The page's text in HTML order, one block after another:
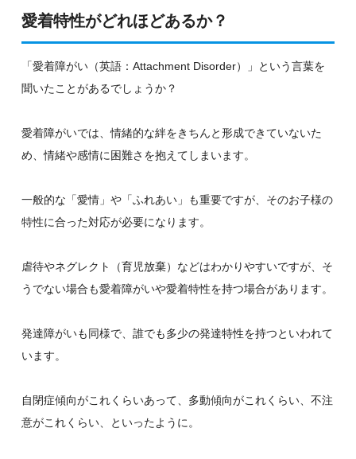
愛着特性がどれほどあるか？
「愛着障がい（英語：Attachment Disorder）」という言葉を
聞いたことがあるでしょうか？
愛着障がいでは、情緒的な絆をきちんと形成できていないた
め、情緒や感情に困難さを抱えてしまいます。
一般的な「愛情」や「ふれあい」も重要ですが、そのお子様の
特性に合った対応が必要になります。
虐待やネグレクト（育児放棄）などはわかりやすいですが、そ
うでない場合も愛着障がいや愛着特性を持つ場合があります。
発達障がいも同様で、誰でも多少の発達特性を持つといわれて
います。
自閉症傾向がこれくらいあって、多動傾向がこれくらい、不注
意がこれくらい、といったように。